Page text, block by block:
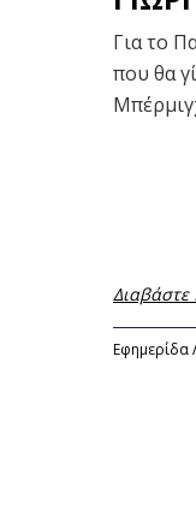
Για το
που θα
Διαβάστε
Εφημερίδα